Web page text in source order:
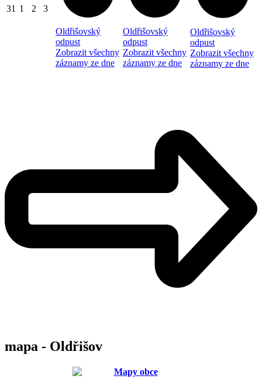
31 1 2 3
Oldřišovský
odpust
Zobrazit všechny
záznamy ze dne
Oldřišovský
odpust
Zobrazit všechny
záznamy ze dne
Oldřišovský
odpust
Zobrazit všechny
záznamy ze dne
mapa - Oldřišov